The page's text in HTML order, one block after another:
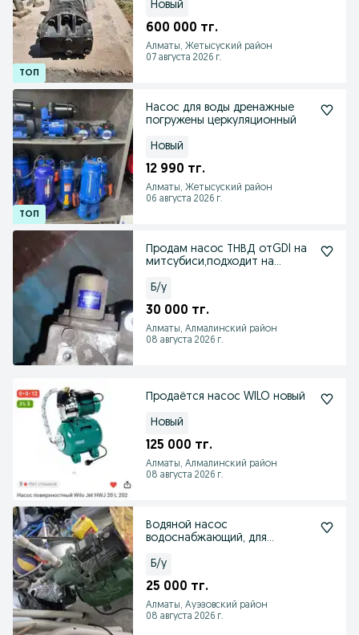
Новый
600 000 тг.
Алматы, Жетысуский район
07 августа 2026 г.
Насос для воды дренажные
погружены церкуляционный
Новый
12 990 тг.
Алматы, Жетысуский район
06 августа 2026 г.
Продам насос ТНВД отGDI на
митсубиси,подходит на
Б/у
30 000 тг.
Алматы, Алмалинский район
08 августа 2026 г.
Продаётся насос WILO новый
Новый
125 000 тг.
Алматы, Алмалинский район
08 августа 2026 г.
Водяной насос
водоснабжающий, для
Б/у
25 000 тг.
Алматы, Ауэзовский район
08 августа 2026 г.